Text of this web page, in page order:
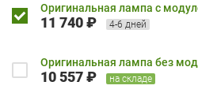
Оригинальная лампа с
11 740 ₽ 4-6 дней
Оригинальная лампа без
10 557 ₽ на складе